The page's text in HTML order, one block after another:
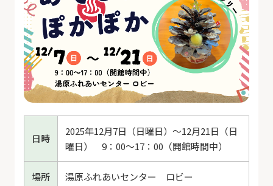
日時
2025年12月7日（日曜日）～12月21日（日
曜日） 9：00～17：00（開館時間中）
場所 湯原ふれあいセンター ロビー